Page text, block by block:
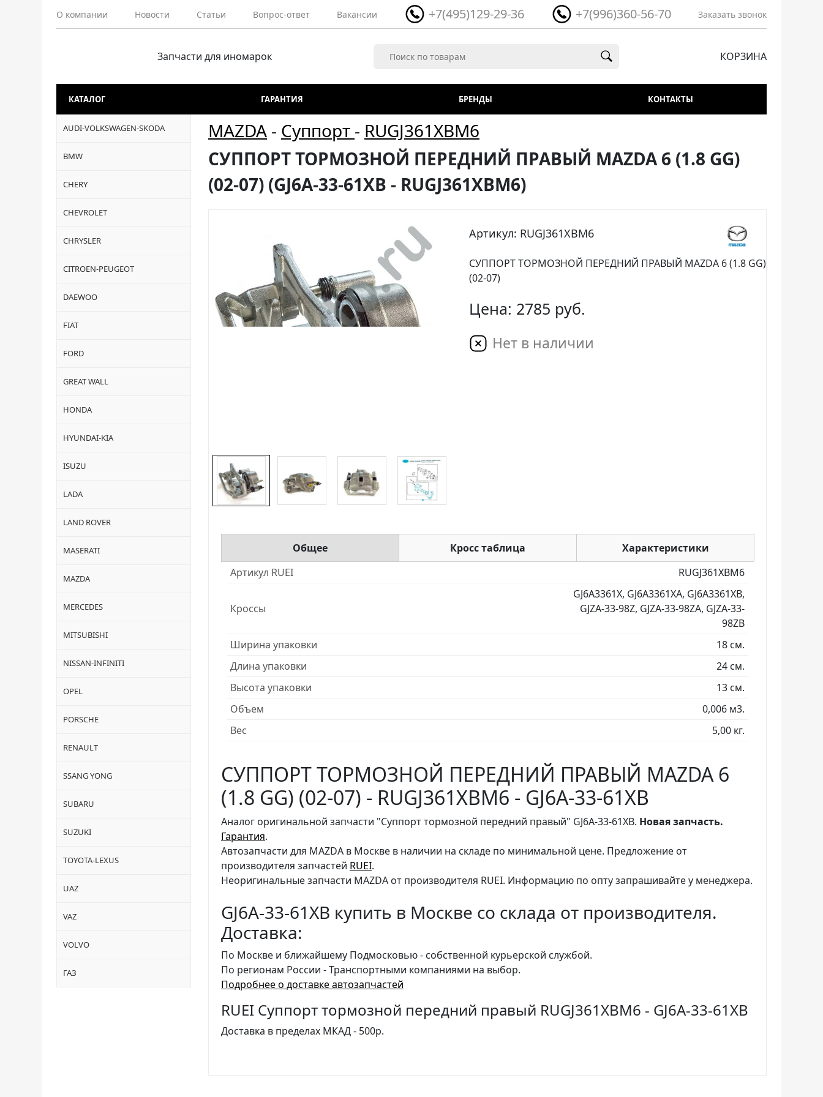
О компании Новости Статьи Вопрос-ответ Вакансии +7(495)129-29-36 +7(996)360-56-70 Заказать звонок
Запчасти для иномарок КОРЗИНА
КАТАЛОГ ГАРАНТИЯ БРЕНДЫ КОНТАКТЫ
AUDI-VOLKSWAGEN-SKODA
BMW
CHERY
CHEVROLET
CHRYSLER
CITROEN-PEUGEOT
DAEWOO
FIAT
FORD
GREAT WALL
HONDA
HYUNDAI-KIA
ISUZU
LADA
LAND ROVER
MASERATI
MAZDA
MERCEDES
MITSUBISHI
NISSAN-INFINITI
OPEL
PORSCHE
RENAULT
SSANG YONG
SUBARU
SUZUKI
TOYOTA-LEXUS
UAZ
VAZ
VOLVO
ГАЗ
MAZDA - Суппорт - RUGJ361XBM6
СУППОРТ ТОРМОЗНОЙ ПЕРЕДНИЙ ПРАВЫЙ MAZDA 6 (1.8 GG)
(02-07) (GJ6A-33-61XB - RUGJ361XBM6)
Артикул: RUGJ361XBM6
СУППОРТ ТОРМОЗНОЙ ПЕРЕДНИЙ ПРАВЫЙ MAZDA 6 (1.8 GG)
(02-07)
Цена: 2785 руб.
Нет в наличии
Общее Кросс таблица
Характеристики
Артикул RUEI
RUGJ361XBM6
Кроссы
GJ6A3361X, GJ6A3361XA, GJ6A3361XB,
GJZA-33-98Z, GJZA-33-98ZA, GJZA-33-
98ZB
Ширина упаковки
18 см.
Длина упаковки
24 см.
Высота упаковки
13 см.
Объем
0,006 м3.
Вес
5,00 кг.
СУППОРТ ТОРМОЗНОЙ ПЕРЕДНИЙ ПРАВЫЙ MAZDA 6
(1.8 GG) (02-07) - RUGJ361XBM6 - GJ6A-33-61XB
Аналог оригинальной запчасти "Суппорт тормозной передний правый" GJ6A-33-61XB. Новая запчасть.
Гарантия.
Автозапчасти для MAZDA в Москве в наличии на складе по минимальной цене. Предложение от
производителя запчастей RUEI.
Неоригинальные запчасти MAZDA от производителя RUEI. Информацию по опту запрашивайте у менеджера.
GJ6A-33-61XB купить в Москве со склада от производителя.
Доставка:
По Москве и ближайшему Подмосковью - собственной курьерской службой.
По регионам России - Транспортными компаниями на выбор.
Подробнее о доставке автозапчастей
RUEI Суппорт тормозной передний правый RUGJ361XBM6 - GJ6A-33-61XB
Доставка в пределах МКАД - 500р.